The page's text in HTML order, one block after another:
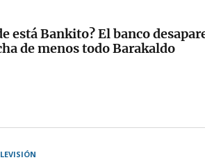
está Bankito? El banco
de menos todo Barakaldo